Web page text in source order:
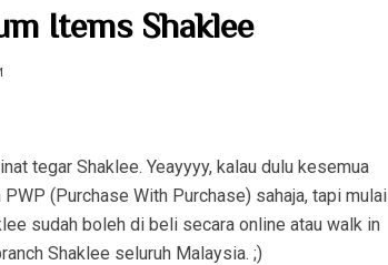
Items Shaklee
tegar Shaklee. Yeayyyy, kalau dulu kesemua
(Purchase With Purchase) sahaja, tapi mulai
sudah boleh di beli secara online atau walk in
Shaklee seluruh Malaysia. ;)